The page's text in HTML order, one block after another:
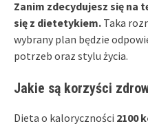
Zanim zdecydujesz się
się z dietetykiem. Taka
wybrany plan będzie
potrzeb oraz stylu życia.
Jakie są korzyści
Dieta o kaloryczności 2100